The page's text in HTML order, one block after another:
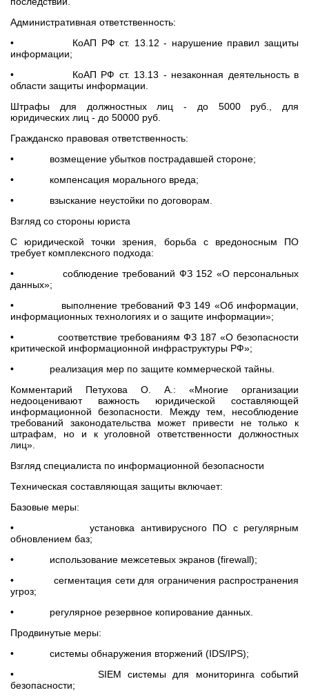
Административная ответственность:
• КоАП РФ ст. 13.12 - нарушение правил защиты
информации;
• КоАП РФ ст. 13.13 - незаконная деятельность в
области защиты информации.
Штрафы для должностных лиц - до 5000 руб., для
юридических лиц - до 50000 руб.
Гражданско правовая ответственность:
• возмещение убытков пострадавшей стороне;
• компенсация морального вреда;
• взыскание неустойки по договорам.
Взгляд со стороны юриста
С юридической точки зрения, борьба с вредоносным ПО
требует комплексного подхода:
• соблюдение требований ФЗ 152 «О персональных
данных»;
• выполнение требований ФЗ 149 «Об информации,
информационных технологиях и о защите информации»;
• соответствие требованиям ФЗ 187 «О безопасности
критической информационной инфраструктуры РФ»;
• реализация мер по защите коммерческой тайны.
Комментарий Петухова О. А.: «Многие организации
недооценивают важность юридической составляющей
информационной безопасности. Между тем, несоблюдение
требований законодательства может привести не только к
штрафам, но и к уголовной ответственности должностных
лиц».
Взгляд специалиста по информационной безопасности
Техническая составляющая защиты включает:
Базовые меры:
• установка антивирусного ПО с регулярным
обновлением баз;
• использование межсетевых экранов (firewall);
• сегментация сети для ограничения распространения
угроз;
• регулярное резервное копирование данных.
Продвинутые меры:
• системы обнаружения вторжений (IDS/IPS);
• SIEM системы для мониторинга событий
безопасности;